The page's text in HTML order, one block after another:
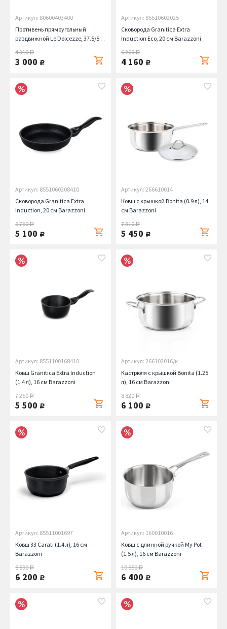
Артикул: 80600403400
Противень прямоугольный
раздвижной Le Dolcezze, 37.5/51х
4 310руб.
3 000 руб.
Артикул: 85510602025
Сковорода Granitica Extra
Induction Eco, 20 см Barazzoni
6 260руб.
4 160 руб.
Артикул: 8551060208410
Сковорода Granitica Extra
Induction, 20 см Barazzoni
6 760руб.
5 100 руб.
Артикул: 266610014
Ковш с крышкой Bonita (0.9 л), 14
см Barazzoni
7 310руб.
5 450 руб.
Артикул: 8551100168410
Ковш Granitica Extra Induction
(1.4 л), 16 см Barazzoni
7 250руб.
5 500 руб.
Артикул: 266102016/к
Кастрюля с крышкой Bonita (1.25
л), 16 см Barazzoni
8 820руб.
6 100 руб.
Артикул: 85511001697
Ковш 33 Carati (1.4 л), 16 см
Barazzoni
8 890руб.
6 200 руб.
Артикул: 160010016
Ковш с длинной ручкой My Pot
(1.5 л), 16 см Barazzoni
10 850руб.
6 400 руб.